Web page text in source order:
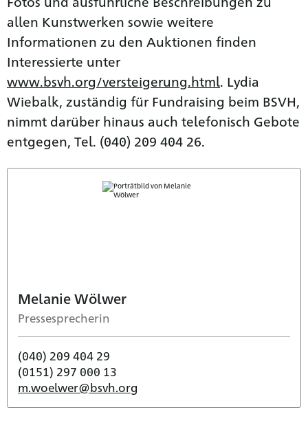
allen Kunstwerken sowie weitere
Informationen zu den Auktionen finden
Interessierte unter
www.bsvh.org/versteigerung.html. Lydia
Wiebalk, zuständig für Fundraising beim BSVH,
nimmt darüber hinaus auch telefonisch Gebote
entgegen, Tel. (040) 209 404 26.
Melanie Wölwer
Pressesprecherin
(040) 209 404 29
(0151) 297 000 13
m.woelwer@bsvh.org